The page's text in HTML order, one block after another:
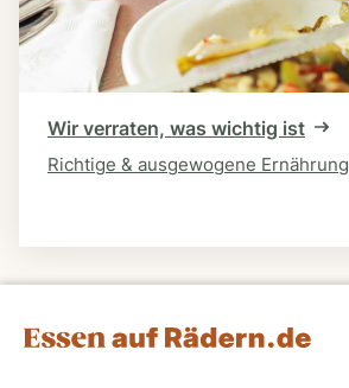
Wir verraten, was wichtig ist
Richtige & ausgewogene Ernährung